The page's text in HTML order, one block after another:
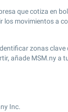
que cotiza en
los movimientos a
zonas
añade MSM.ny a
Inc.